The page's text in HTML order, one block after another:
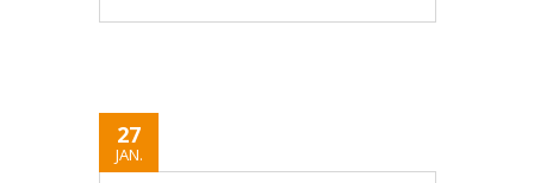
27
JAN.